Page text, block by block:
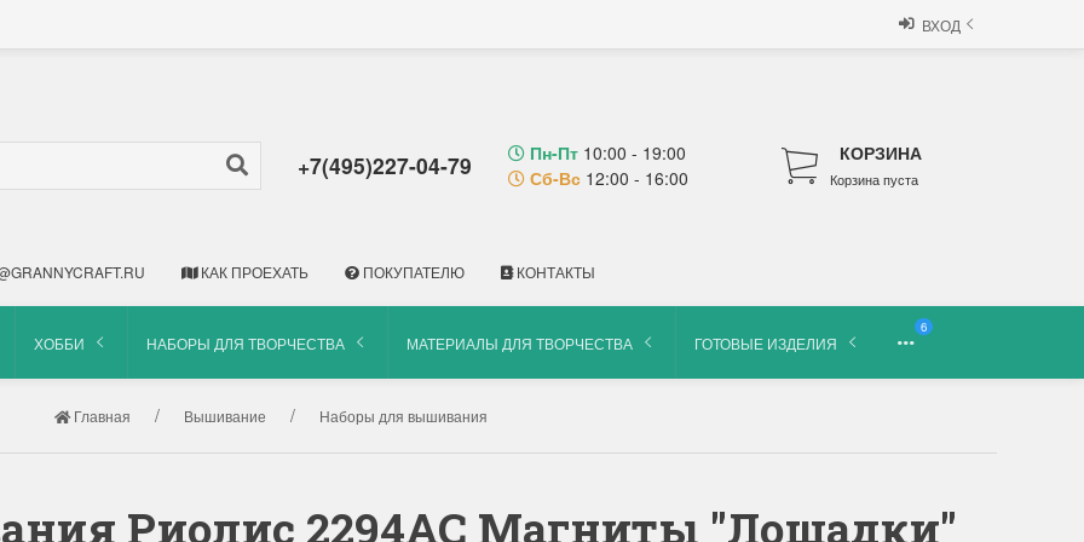
ВХОД
+7(495)227-04-79 Пн-Пт 10:00 - 19:00
Сб-Вс 12:00 - 16:00
КОРЗИНА
Корзина пуста
КАК ПРОЕХАТЬ ПОКУПАТЕЛЮ КОНТАКТЫ
ХОББИ НАБОРЫ ДЛЯ ТВОРЧЕСТВА МАТЕРИАЛЫ ДЛЯ ТВОРЧЕСТВА ГОТОВЫЕ ИЗДЕЛИЯ
6
Главная Вышивание Наборы для вышивания
Риолис 2294АС Магниты "Лошадки"